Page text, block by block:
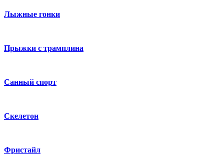
Лыжные гонки
Прыжки с трамплина
Санный спорт
Скелетон
Фристайл